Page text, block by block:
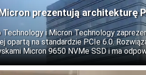
prezentują architekturę
Technology i Micron Technology
opartą na standardzie PCIe 6.0.
Micron 9650 NVMe SSD i ma
sztuczną inteligencję,